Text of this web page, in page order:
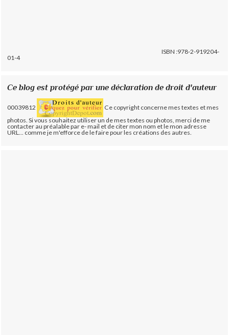
ISBN :978-2-919204-
01-4
Ce blog est protégé par une déclaration de droit d'auteur
00039812
Ce copyright concerne mes textes et mes
photos. Si vous souhaitez utiliser un de mes textes ou photos, merci de me
contacter au préalable par e- mail et de citer mon nom et le mon adresse
URL... comme je m'efforce de le faire pour les créations des autres.